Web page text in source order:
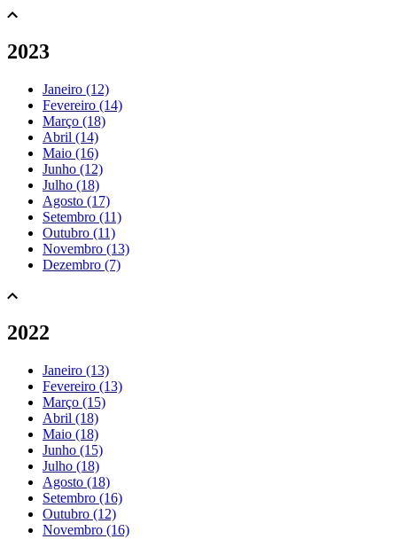
2023
Janeiro (12)
Fevereiro (14)
Março (18)
Abril (14)
Maio (16)
Junho (12)
Julho (18)
Agosto (17)
Setembro (11)
Outubro (11)
Novembro (13)
Dezembro (7)
2022
Janeiro (13)
Fevereiro (13)
Março (15)
Abril (18)
Maio (18)
Junho (15)
Julho (18)
Agosto (18)
Setembro (16)
Outubro (12)
Novembro (16)